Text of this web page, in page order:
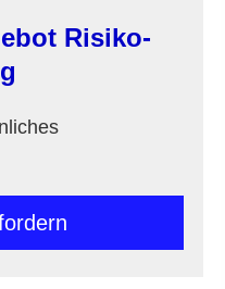
Risiko­